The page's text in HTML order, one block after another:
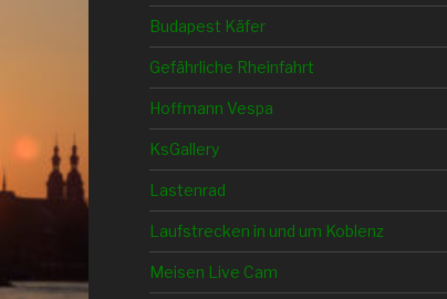
Budapest Käfer
Gefährliche Rheinfahrt
Hoffmann Vespa
KsGallery
Lastenrad
Laufstrecken in und um Koblenz
Meisen Live Cam